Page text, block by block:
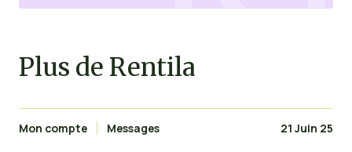
Plus de Rentila
Mon compte Messages 21 Juin 25